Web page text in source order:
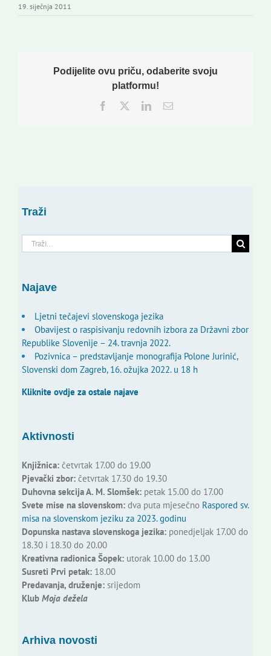
19. siječnja 2011
Podijelite ovu priču, odaberite svoju
platformu!
Facebook
TwitterLinkedInEmail:
Traži
Traži...
Najave
Ljetni tečajevi slovenskoga jezika
Obavijest o raspisivanju redovnih izbora za Državni zbor
Republike Slovenije – 24. travnja 2022.
Pozivnica – predstavljanje monografija Polone Jurinić,
Slovenski dom Zagreb, 16. ožujka 2022. u 18 h
Kliknite ovdje za ostale najave
Aktivnosti
Knjižnica:četvrtak 17.00 do 19.00
Pjevački zbor:četvrtak 17.30 do 19.30
Duhovna sekcija A. M. Slomšek:petak 15.00 do 17.00
Svete mise na slovenskom:dva puta mjesečno Raspored sv.
misa na slovenskom jeziku za 2023. godinu
Dopunska nastava slovenskoga jezika:ponedjeljak 17.00 do
18.30 i 18.30 do 20.00
Kreativna radionica Šopek:utorak 10.00 do 13.00
Susreti Prvi petak:18.00
Predavanja, druženje:srijedom
Klub Moja dežela
Arhiva novosti